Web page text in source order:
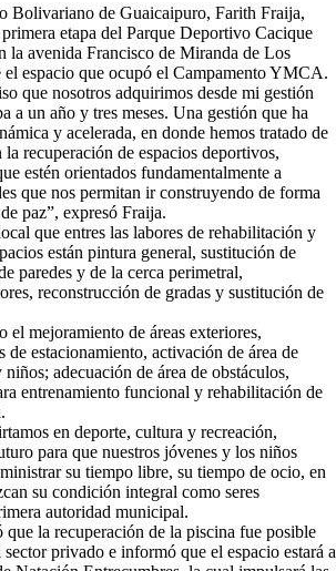
Bolivariano de Guaicaipuro, Farith Fraija,
etapa del Parque Deportivo Cacique
la avenida Francisco de Miranda de Los
el espacio que ocupó el Campamento YMCA.
que nosotros adquirimos desde mi gestión
a un año y tres meses. Una gestión que ha
y acelerada, en donde hemos tratado de
la recuperación de espacios deportivos,
estén orientados fundamentalmente a
que nos permitan ir construyendo de forma
paz”, expresó Fraija.
que entres las labores de rehabilitación y
están pintura general, sustitución de
paredes y de la cerca perimetral,
reconstrucción de gradas y sustitución de
el mejoramiento de áreas exteriores,
de estacionamiento, activación de área de
adecuación de área de obstáculos,
entrenamiento funcional y rehabilitación de
en deporte, cultura y recreación,
para que nuestros jóvenes y los niños
su tiempo libre, su tiempo de ocio, en
su condición integral como seres
autoridad municipal.
la recuperación de la piscina fue posible
privado e informó que el espacio estará a